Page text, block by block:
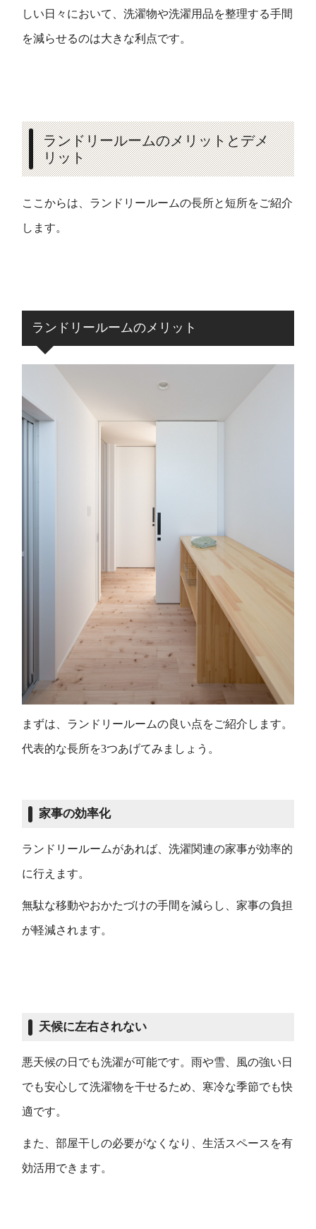
しい日々において、洗濯物や洗濯用品を整理する手間
を減らせるのは大きな利点です。
ランドリールームのメリットとデメ
リット
ここからは、ランドリールームの長所と短所をご紹介
します。
ランドリールームのメリット
まずは、ランドリールームの良い点をご紹介します。
代表的な長所を3つあげてみましょう。
家事の効率化
ランドリールームがあれば、洗濯関連の家事が効率的
に行えます。
無駄な移動やおかたづけの手間を減らし、家事の負担
が軽減されます。
天候に左右されない
悪天候の日でも洗濯が可能です。雨や雪、風の強い日
でも安心して洗濯物を干せるため、寒冷な季節でも快
適です。
また、部屋干しの必要がなくなり、生活スペースを有
効活用できます。